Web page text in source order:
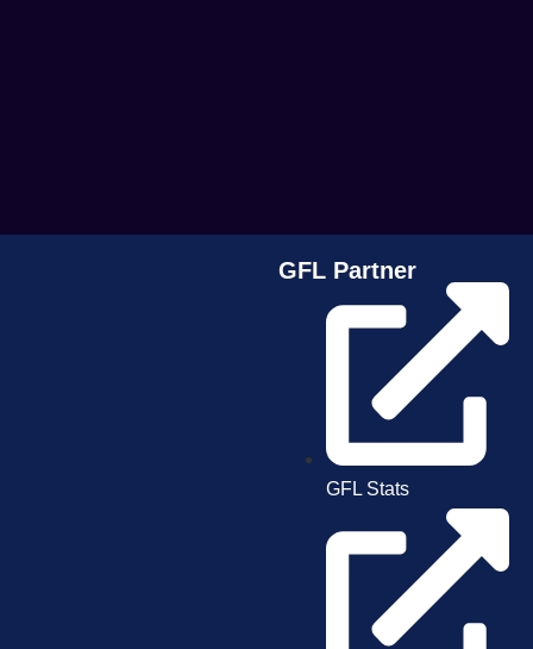
GFL Partner
GFL Stats